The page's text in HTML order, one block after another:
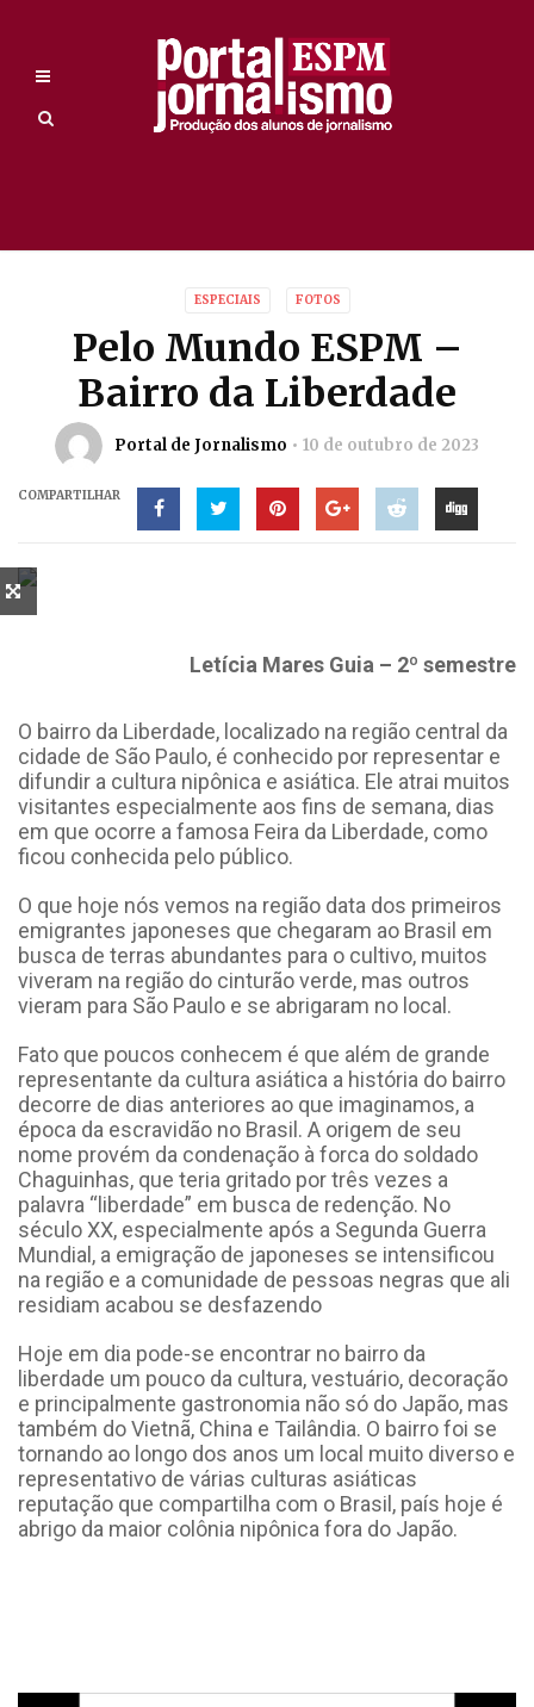
ESPECIAIS FOTOS
Pelo Mundo ESPM –
Bairro da Liberdade
Portal de Jornalismo 10 de outubro de 2023
COMPARTILHAR
Letícia Mares Guia – 2º semestre
O bairro da Liberdade, localizado na região central da
cidade de São Paulo, é conhecido por representar e
difundir a cultura nipônica e asiática. Ele atrai muitos
visitantes especialmente aos fins de semana, dias
em que ocorre a famosa Feira da Liberdade, como
ficou conhecida pelo público.
O que hoje nós vemos na região data dos primeiros
emigrantes japoneses que chegaram ao Brasil em
busca de terras abundantes para o cultivo, muitos
viveram na região do cinturão verde, mas outros
vieram para São Paulo e se abrigaram no local.
Fato que poucos conhecem é que além de grande
representante da cultura asiática a história do bairro
decorre de dias anteriores ao que imaginamos, a
época da escravidão no Brasil. A origem de seu
nome provém da condenação à forca do soldado
Chaguinhas, que teria gritado por três vezes a
palavra “liberdade” em busca de redenção. No
século XX, especialmente após a Segunda Guerra
Mundial, a emigração de japoneses se intensificou
na região e a comunidade de pessoas negras que ali
residiam acabou se desfazendo
Hoje em dia pode-se encontrar no bairro da
liberdade um pouco da cultura, vestuário, decoração
e principalmente gastronomia não só do Japão, mas
também do Vietnã, China e Tailândia. O bairro foi se
tornando ao longo dos anos um local muito diverso e
representativo de várias culturas asiáticas
reputação que compartilha com o Brasil, país hoje é
abrigo da maior colônia nipônica fora do Japão.